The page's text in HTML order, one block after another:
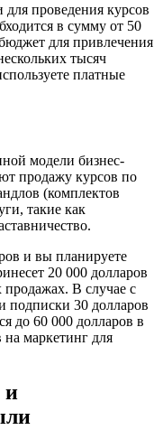
проведения курсов
в сумму от 50
для привлечения
тысяч
платные
модели бизнес-
продажу курсов по
(комплектов
такие как
и вы планируете
20 000 долларов
продажах. В случае с
подписки 30 долларов
до 60 000 долларов в
на маркетинг для
и